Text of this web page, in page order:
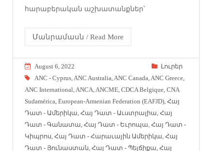
հարաբերական աշխատանքներ՝
Մանրամասն / Read More
August 6, 2022
Լուրեր
ANC - Cyprus ANC Australia ANC Canada ANC Greece
ANC International ANCA ANCME ,CDCA Belgique ,CNA
Sudamérica ,European-Armenian Federation (EAFJD) ,Հայ
Դատ - Ամերիկա ,Հայ Դատ - Աւստրալիա ,Հայ
Դատ - Գանատա ,Հայ Դատ - Եւրոպա ,Հայ Դատ -
Կիպրոս ,Հայ Դատ - Հարաւային Ամերիկա ,Հայ
Դատ - Յունաստան ,Հայ Դատ - Պելճիքա ,Հայ